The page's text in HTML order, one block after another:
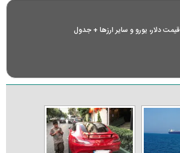
قیمت دلار، یورو و سایر ارز‌ها + جدول